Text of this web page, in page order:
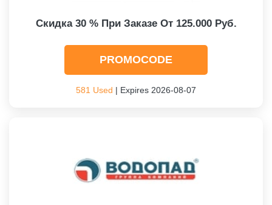
Скидка 30 % При Заказе От 125.000 Руб.
PROMOCODE
581 Used | Expires 2026-08-07